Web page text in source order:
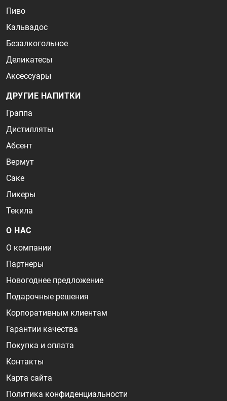
Пиво
Кальвадос
Безалкогольное
Деликатесы
Аксессуары
ДРУГИЕ НАПИТКИ
Граппа
Дистилляты
Абсент
Вермут
Саке
Ликеры
Текила
О НАС
О компании
Партнеры
Новогоднее предложение
Подарочные решения
Корпоративным клиентам
Гарантии качества
Покупка и оплата
Контакты
Карта сайта
Политика конфиденциальности